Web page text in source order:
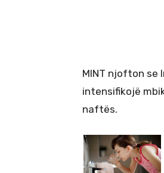
MINT njofton se
intensifikojë
naftës.